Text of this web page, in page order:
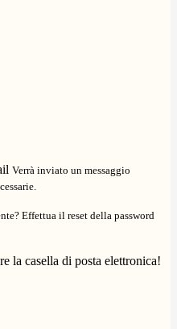
Verrà inviato un messaggio
Effettua il reset della password
la casella di posta elettronica!